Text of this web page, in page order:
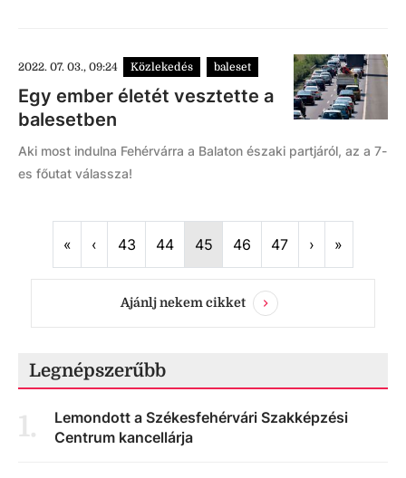
2022. 07. 03., 09:24 Közlekedés baleset
Egy ember életét vesztette a
balesetben
Aki most indulna Fehérvárra a Balaton északi partjáról, az a 7-
es főutat válassza!
«First‹ Previous
43 44 45 46 47 ›Next
»
Ajánlj nekem cikket
Legnépszerűbb
1.
Lemondott a Székesfehérvári Szakképzési
Centrum kancellárja